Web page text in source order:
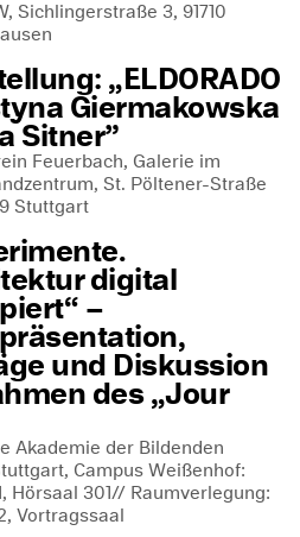
Sichlingerstraße 3, 91710
„ELDORADO
Giermakowska
Sitner”
Feuerbach, Galerie im
St. Pöltener-Straße
Stuttgart
digital
–
und Diskussion
des „Jour
Akademie der Bildenden
Campus Weißenhof:
Hörsaal 301// Raumverlegung:
Vortragssaal